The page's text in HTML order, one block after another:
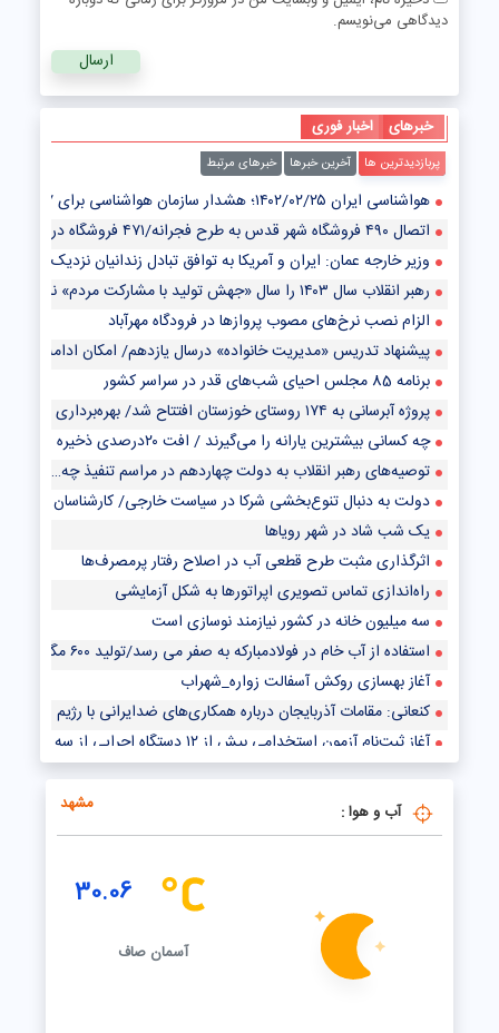
دیدگاهی می‌نویسم.
خبرهای اخبار فوری
پربازدیدترین ها آخرین خبرها خبرهای مرتبط
هواشناسی ایران ۱۴۰۲/۰۲/۲۵؛ هشدار سازمان هواشناسی برای ۷ استان/ سامانه بارشی جدید در راه است
اتصال ۴۹۰ فروشگاه شهر قدس به طرح فجرانه/۴۷۱ فروشگاه در آستانه پیوستن به طرح
وزیر خارجه عمان: ایران و آمریکا به توافق تبادل زندانیان نزدیک شده‌اند
رهبر انقلاب سال ۱۴۰۳ را سال «جهش تولید با مشارکت مردم» نامگذاری کردند
الزام نصب نرخ‌های مصوب پروازها در فرودگاه مهرآباد
پیشنهاد تدریس «مدیریت خانواده» درسال یازدهم/ امکان ادامه تحصیل
برنامه 85 مجلس احیای شب‌های قدر در سراسر کشور
پروژه آبرسانی به ۱۷۴ روستای خوزستان افتتاح شد/ بهره‌برداری از واحد گازی نیروگاه سیکل ترکیبی دوکوهه
چه کسانی بیشترین یارانه را می‌گیرند / افت ۲۰درصدی ذخیره سدسفیدرود
توصیه‌های رهبر انقلاب به دولت چهاردهم در مراسم تنفیذ چه بود؟
دولت به دنبال تنوع‌بخشی شرکا در سیاست خارجی/ کارشناسان چه می‌گویند؟
یک شب شاد در شهر رویاها
اثرگذاری مثبت طرح قطعی آب در اصلاح رفتار پرمصرف‌ها
راه‌اندازی تماس تصویری اپراتورها به شکل آزمایشی
سه میلیون خانه در کشور نیازمند نوسازی است
استفاده از آب خام در فولادمبارکه به صفر می رسد/تولید ۶۰۰ مگاوات برق تجدیدپذیر با نیروگاه خورشیدی
آغاز بهسازی روکش آسفالت زواره_شهراب
کنعانی: مقامات آذربایجان درباره همکاری‌های ضدایرانی با رژیم
آغاز ثبت‌نام آزمون استخدامی بیش از ۱۲ دستگاه اجرایی از سه‌شنبه
هر ماه یک افتتاحیه در مترو داریم/ مترو پرند امسال افتتاح می‌شود؟
آب و هوا : مشهد
30.06
آسمان صاف